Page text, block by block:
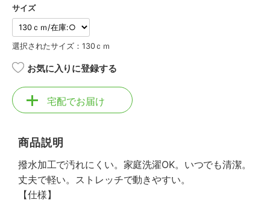
サイズ
選択されたサイズ：130ｃｍ
お気に入りに登録する
宅配でお届け
商品説明
撥水加工で汚れにくい。家庭洗濯OK。いつでも清潔。
丈夫で軽い。ストレッチで動きやすい。
【仕様】